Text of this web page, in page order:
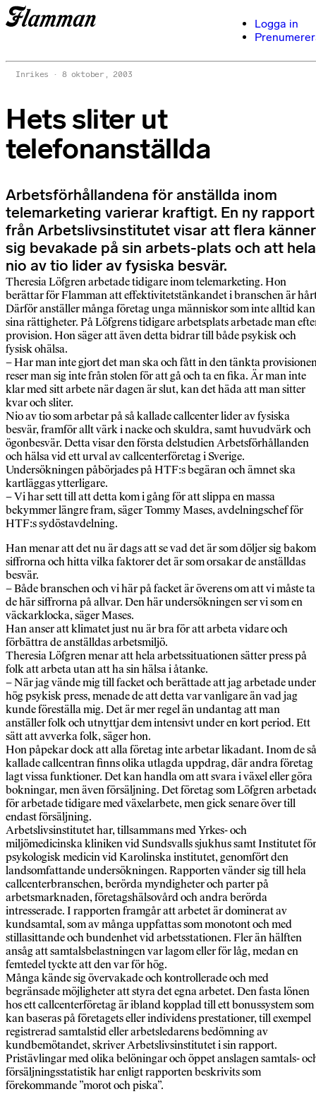
Logga in
Inrikes 8 oktober, 2003
Hets sliter ut
telefonanställda
Arbetsförhållandena för anställda inom
telemarketing varierar kraftigt. En ny rapport
från Arbetslivsinstitutet visar att flera känner
sig bevakade på sin arbets-plats och att hela
nio av tio lider av fysiska besvär.
Theresia Löfgren arbetade tidigare inom telemarketing. Hon
berättar för Flamman att effektivitetstänkandet i branschen är
Därför anställer många företag unga människor som inte alltid kan
sina rättigheter. På Löfgrens tidigare arbetsplats arbetade man
provision. Hon säger att även detta bidrar till både psykisk och
fysisk ohälsa.
– Har man inte gjort det man ska och fått in den tänkta
reser man sig inte från stolen för att gå och ta en fika. Är man inte
klar med sitt arbete när dagen är slut, kan det häda att man sitter
kvar och sliter.
Nio av tio som arbetar på så kallade callcenter lider av fysiska
besvär, framför allt värk i nacke och skuldra, samt huvudvärk och
ögonbesvär. Detta visar den första delstudien Arbetsförhållanden
och hälsa vid ett urval av callcenterföretag i Sverige.
Undersökningen påbörjades på HTF:s begäran och ämnet ska
kartläggas ytterligare.
– Vi har sett till att detta kom i gång för att slippa en massa
bekymmer längre fram, säger Tommy Mases, avdelningschef för
HTF:s sydöstavdelning.
Han menar att det nu är dags att se vad det är som döljer sig bakom
siffrorna och hitta vilka faktorer det är som orsakar de anställdas
besvär.
– Både branschen och vi här på facket är överens om att vi måste ta
de här siffrorna på allvar. Den här undersökningen ser vi som en
väckarklocka, säger Mases.
Han anser att klimatet just nu är bra för att arbeta vidare och
förbättra de anställdas arbetsmiljö.
Theresia Löfgren menar att hela arbetssituationen sätter press på
folk att arbeta utan att ha sin hälsa i åtanke.
– När jag vände mig till facket och berättade att jag arbetade under
hög psykisk press, menade de att detta var vanligare än vad jag
kunde föreställa mig. Det är mer regel än undantag att man
anställer folk och utnyttjar dem intensivt under en kort period. Ett
sätt att avverka folk, säger hon.
Hon påpekar dock att alla företag inte arbetar likadant. Inom de så
kallade callcentran finns olika utlagda uppdrag, där andra företag
lagt vissa funktioner. Det kan handla om att svara i växel eller göra
bokningar, men även försäljning. Det företag som Löfgren
för arbetade tidigare med växelarbete, men gick senare över till
endast försäljning.
Arbetslivsinstitutet har, tillsammans med Yrkes- och
miljömedicinska kliniken vid Sundsvalls sjukhus samt Institutet för
psykologisk medicin vid Karolinska institutet, genomfört den
landsomfattande undersökningen. Rapporten vänder sig till hela
callcenterbranschen, berörda myndigheter och parter på
arbetsmarknaden, företagshälsovård och andra berörda
intresserade. I rapporten framgår att arbetet är dominerat av
kundsamtal, som av många uppfattas som monotont och med
stillasittande och bundenhet vid arbetsstationen. Fler än hälften
ansåg att samtalsbelastningen var lagom eller för låg, medan en
femtedel tyckte att den var för hög.
Många kände sig övervakade och kontrollerade och med
begränsade möjligheter att styra det egna arbetet. Den fasta lönen
hos ett callcenterföretag är ibland kopplad till ett bonussystem som
kan baseras på företagets eller individens prestationer, till exempel
registrerad samtalstid eller arbetsledarens bedömning av
kundbemötandet, skriver Arbetslivsinstitutet i sin rapport.
Pristävlingar med olika belöningar och öppet anslagen samtals-
försäljningsstatistik har enligt rapporten beskrivits som
förekommande ”morot och piska”.